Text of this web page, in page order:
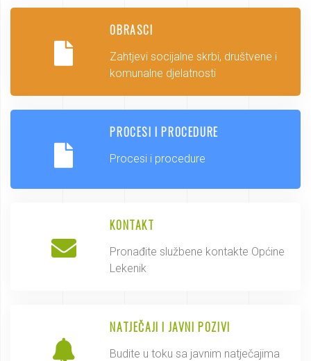
OBRASCI
Zahtjevi socijalne skrbi, društvene i
komunalne djelatnosti
PROCESI I PROCEDURE
Procesi i procedure
KONTAKT
Pronađite službene kontakte Općine
Lekenik
NATJEČAJI I JAVNI POZIVI
Budite u toku sa javnim natječajima